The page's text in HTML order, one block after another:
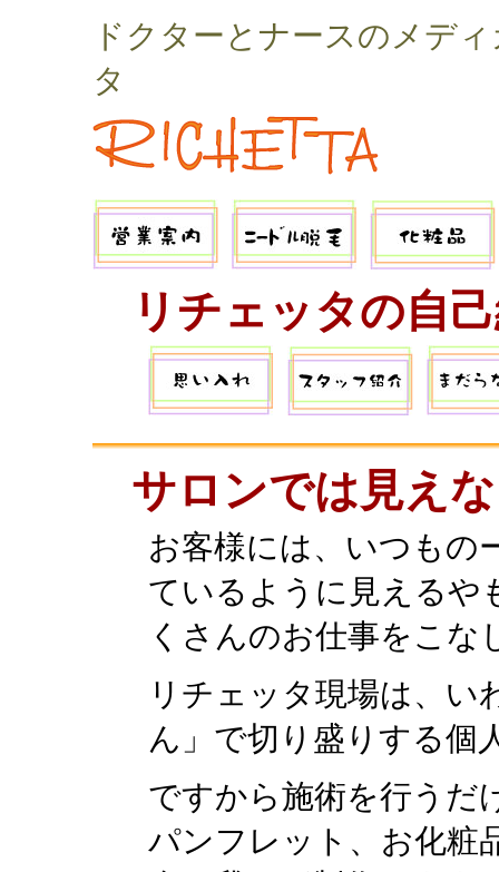
ドクターとナースのメデ
タ
リチェッタの自
サロンでは見え
お客様には、いつもの
ているように見えるや
くさんのお仕事をこな
リチェッタ現場は、い
ん」で切り盛りする個
ですから施術を行うだ
パンフレット、お化粧